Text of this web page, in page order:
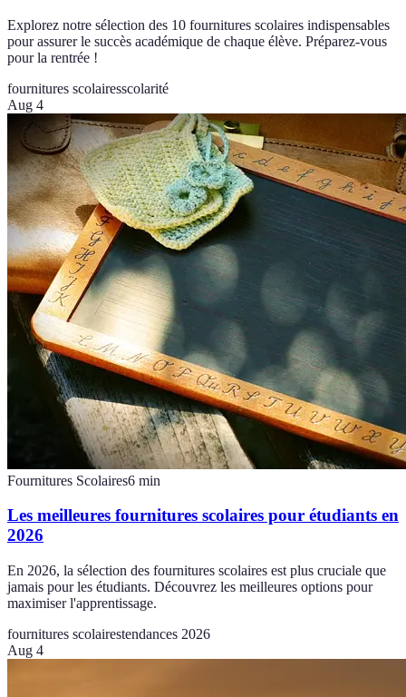
Explorez notre sélection des 10 fournitures scolaires indispensables
pour assurer le succès académique de chaque élève. Préparez-vous
pour la rentrée !
fournitures scolairesscolarité
Aug 4
Fournitures Scolaires6 min
Les meilleures fournitures scolaires pour étudiants en
2026
En 2026, la sélection des fournitures scolaires est plus cruciale que
jamais pour les étudiants. Découvrez les meilleures options pour
maximiser l'apprentissage.
fournitures scolairestendances 2026
Aug 4